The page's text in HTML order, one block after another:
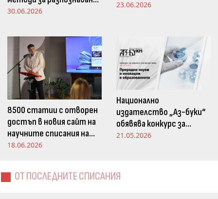
и следене на емоциите
погледа
30.06.2026
23.06.2026
8500 статии с отворен
достъп в новия сайт на
научните списания на
Издателство „Аз-буки“
18.06.2026
Национално
издателство „Аз-буки“
обявява конкурс за
научна статия на тема
образованието“
21.05.2026
ОТ ПОСЛЕДНИТЕ СПИСАНИЯ